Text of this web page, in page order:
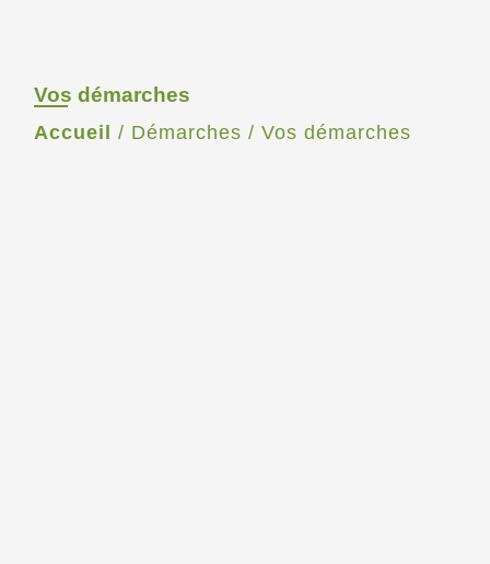
Vos démarches
Accueil / Démarches / Vos démarches